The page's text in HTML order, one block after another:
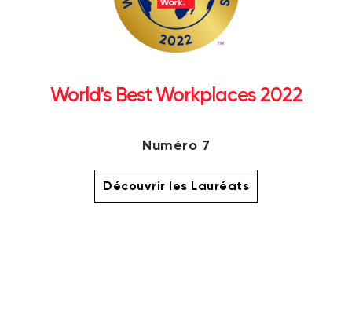
World's Best Workplaces 2022
Numéro 7
Découvrir les Lauréats